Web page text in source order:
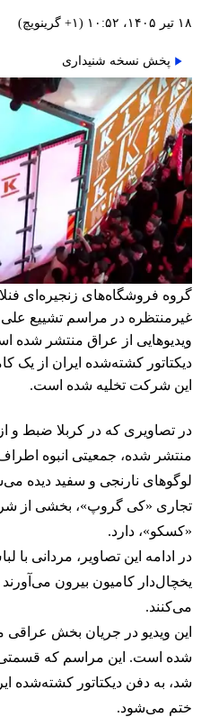
۱۸ تیر ۱۴۰۵، ۱۰:۵۲ (‎+۱ گرینویچ)
پخش نسخه شنیداری
گروه فروشگاه‌های زنجیره‌ای
غیرمنتظره در مراسم تشییع
ویدیوهایی از عراق منتشر شده
دیکتاتور کشته‌شده ایران از یک
این شرکت تخلیه شده است.
در تصاویری که در کربلا ضبط و
منتشر شده، جمعیتی انبوه
لوگوهای نارنجی و سفید دیده
تجاری «کی گروپ»، بخشی از
«کسکو»، دارد.
در ادامه این تصاویر، مردانی با
یخچال‌دار کامیون بیرون
می‌کنند.
این ویدیو در جریان بخش عراقی
شده است. این مراسم که قسمتی
شد، به دفن دیکتاتور کشته‌شده
ختم می‌شود.